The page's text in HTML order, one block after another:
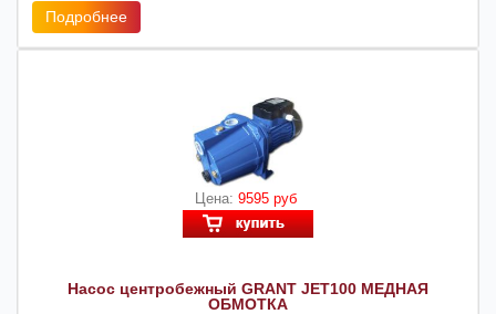
Подробнее
Цена: 9595 руб
Насос центробежный GRANT JET100 МЕДНАЯ
ОБМОТКА